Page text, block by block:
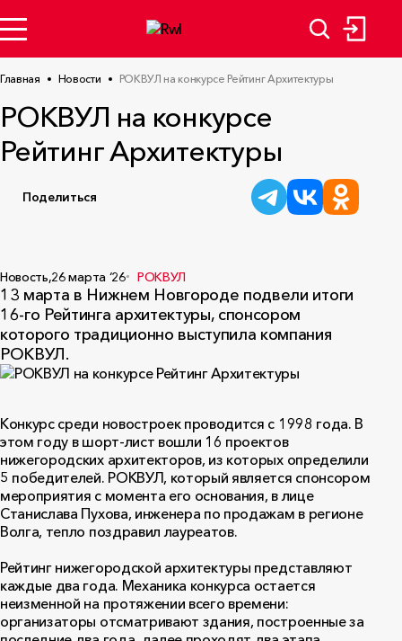
Главная Новости РОКВУЛ на конкурсе Рейтинг Архитектуры
РОКВУЛ на конкурсе
Рейтинг Архитектуры
Поделиться
Новость,26 марта ‘26 РОКВУЛ
13 марта в Нижнем Новгороде подвели итоги
16-го Рейтинга архитектуры, спонсором
которого традиционно выступила компания
РОКВУЛ.
Конкурс среди новостроек проводится с 1998 года. В
этом году в шорт-лист вошли 16 проектов
нижегородских архитекторов, из которых определили
5 победителей. РОКВУЛ, который является спонсором
мероприятия с момента его основания, в лице
Станислава Пухова, инженера по продажам в регионе
Волга, тепло поздравил лауреатов.
Рейтинг нижегородской архитектуры представляют
каждые два года. Механика конкурса остается
неизменной на протяжении всего времени:
организаторы отсматривают здания, построенные за